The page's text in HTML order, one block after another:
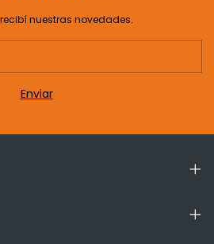
nuestras novedades.